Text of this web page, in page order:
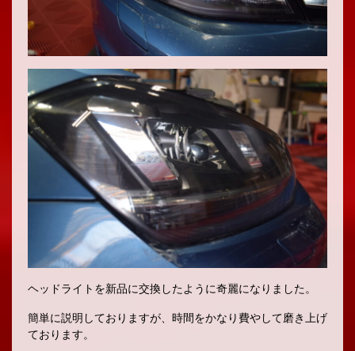
ヘッドライトを新品に交換したように奇麗になりました。
簡単に説明しておりますが、時間をかなり費やして磨き上げ
ております。